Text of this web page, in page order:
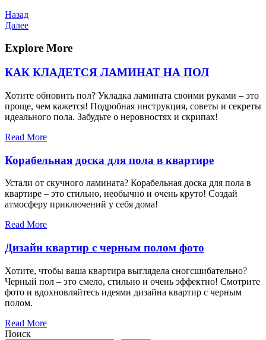
Навигация
по
записям
Предыдущая
запись
Назад
Следующая
Далее
Explore More
КАК КЛАДЕТСЯ ЛАМИНАТ НА ПОЛ
Хотите обновить пол? Укладка ламината своими руками – это
проще, чем кажется! Подробная инструкция, советы и секреты
идеального пола. Забудьте о неровностях и скрипах!
Read More
Корабельная доска для пола в квартире
Устали от скучного ламината? Корабельная доска для пола в
квартире – это стильно, необычно и очень круто! Создай
атмосферу приключений у себя дома!
Read More
Дизайн квартир с черным полом фото
Хотите, чтобы ваша квартира выглядела сногсшибательно?
Черный пол – это смело, стильно и очень эффектно! Смотрите
фото и вдохновляйтесь идеями дизайна квартир с черным
полом.
Read More
Поиск